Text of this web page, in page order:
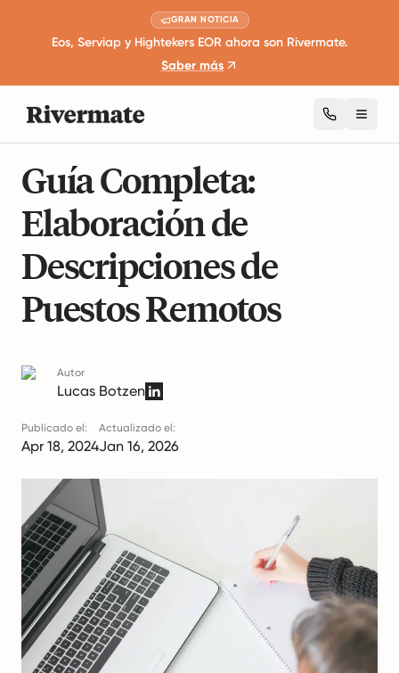
GRAN NOTICIA
Eos, Serviap y Hightekers EOR ahora son Rivermate.
Saber más
Guía Completa:
Elaboración de
Descripciones de
Puestos Remotos
Autor
Lucas Botzen
Publicado el:
Apr 18, 2024
Actualizado el:
Jan 16, 2026